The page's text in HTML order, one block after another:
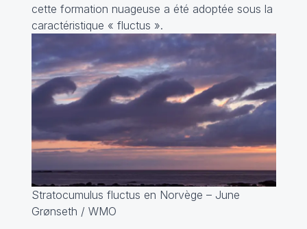
cette formation nuageuse a été adoptée sous la
caractéristique « fluctus ».
Stratocumulus fluctus en Norvège – June
Grønseth / WMO